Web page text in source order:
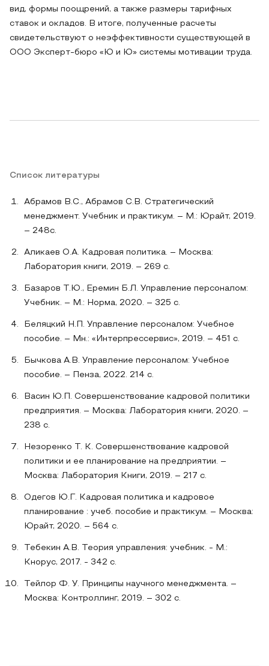
вид, формы поощрений, а также размеры тарифных
ставок и окладов. В итоге, полученные расчеты
свидетельствуют о неэффективности существующей в
ООО Эксперт-бюро «Ю и Ю» системы мотивации труда.
Список литературы
Абрамов В.С., Абрамов С.В. Стратегический
менеджмент. Учебник и практикум. – М.: Юрайт, 2019.
– 248с.
Аликаев О.А. Кадровая политика. – Москва:
Лаборатория книги, 2019. – 269 с.
Базаров Т.Ю., Еремин Б.Л. Управление персоналом:
Учебник. – М.: Норма, 2020. – 325 с.
Беляцкий Н.П. Управление персоналом: Учебное
пособие. – Мн.: «Интерпрессервис», 2019. – 451 с.
Бычкова А.В. Управление персоналом: Учебное
пособие. – Пенза, 2022. 214 с.
Васин Ю.П. Совершенствование кадровой политики
предприятия. – Москва: Лаборатория книги, 2020. –
238 с.
Незоренко Т. К. Совершенствование кадровой
политики и ее планирование на предприятии. –
Москва: Лаборатория Книги, 2019. – 217 с.
Одегов Ю.Г. Кадровая политика и кадровое
планирование : учеб. пособие и практикум. – Москва:
Юрайт, 2020. – 564 с.
Тебекин А.В. Теория управления: учебник. - М.:
Кнорус, 2017. - 342 с.
Тейлор Ф. У. Принципы научного менеджмента. –
Москва: Контроллинг, 2019. – 302 с.